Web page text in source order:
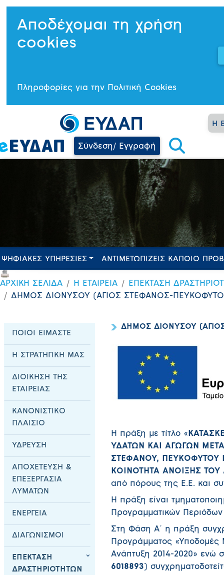
Αποδέχομαι τη χρήση
cookies
Πληροφορίες για την Πολιτική Cookies
Η
Σύνδεση/ Εγγραφή
ΨΗΦΙΑΚΕΣ ΥΠΗΡΕΣΙΕΣ ΑΝΤΙΜΕΤΩΠΙΖΕΙΣ ΚΑΠΟΙΟ
ΑΡΧΙΚΗ ΣΕΛΙΔΑ Η ΕΤΑΙΡΕΙΑ
ΕΠΕΚΤΑΣΗ
ΔΗΜΟΣ ΔΙΟΝΥΣΟΥ (ΑΓΙΟΣ ΣΤΕΦΑΝΟΣ-
ΠΟΙΟΙ ΕΙΜΑΣΤΕ
Η ΣΤΡΑΤΗΓΙΚΗ ΜΑΣ
ΔΙΟΙΚΗΣΗ ΤΗΣ
ΕΤΑΙΡΕΙΑΣ
ΚΑΝΟΝΙΣΤΙΚΟ
ΠΛΑΙΣΙΟ
ΥΔΡΕΥΣΗ
ΑΠΟΧΕΤΕΥΣΗ &
ΕΠΕΞΕΡΓΑΣΙΑ
ΛΥΜΑΤΩΝ
ΕΝΕΡΓΕΙΑ
ΔΙΑΓΩΝΙΣΜΟΙ
ΕΠΕΚΤΑΣΗ
ΔΡΑΣΤΗΡΙΟΤΗΤΩΝ
ΔΗΜΟΣ ΔΙΟΝΥΣΟΥ
Η πράξη με τίτλο «
ΥΔΑΤΩΝ ΚΑΙ ΑΓΩΓΩΝ
ΣΤΕΦΑΝΟΥ, ΠΕΥΚΟΦΥΤΟΥ
ΚΟΙΝΟΤΗΤΑ ΑΝΟΙΞΗΣ
από πόρους της Ε.Ε. και
Η πράξη είναι
Προγραμματικών
Στη Φάση Α΄ η πράξη
Προγράμματος
Ανάπτυξη 2014-2020» ενώ
6018893 )